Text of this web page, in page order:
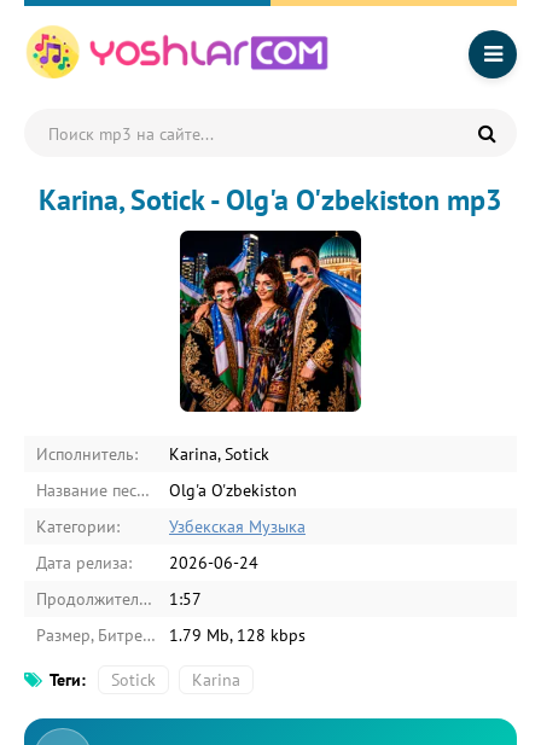
Karina, Sotick - Olg'a O'zbekiston mp3
Исполнитель:
Karina, Sotick
Название песни:
Olg'a O'zbekiston
Категории:
Узбекская Музыка
Дата релиза:
2026-06-24
Продолжительность:
1:57
Размер, Битрейт:
1.79 Mb, 128 kbps
Теги: Sotick Karina